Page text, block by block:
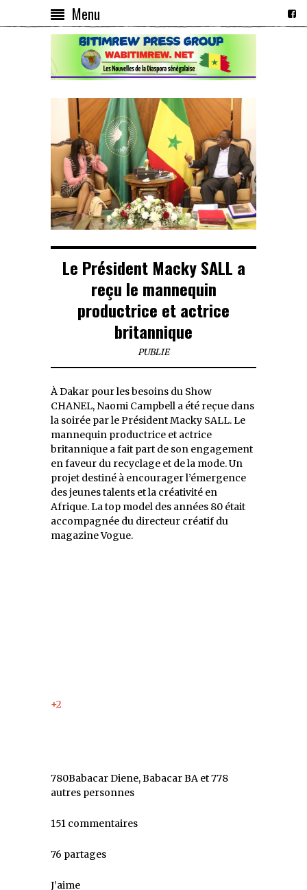
Menu
Le Président Macky SALL a
reçu le mannequin
productrice et actrice
britannique
PUBLIE
À Dakar pour les besoins du Show
CHANEL, Naomi Campbell a été reçue dans
la soirée par le Président Macky SALL. Le
mannequin productrice et actrice
britannique a fait part de son engagement
en faveur du recyclage et de la mode. Un
projet destiné à encourager l’émergence
des jeunes talents et la créativité en
Afrique. La top model des années 80 était
accompagnée du directeur créatif du
magazine Vogue.
+2
780Babacar Diene, Babacar BA et 778
autres personnes
151 commentaires
76 partages
J’aime